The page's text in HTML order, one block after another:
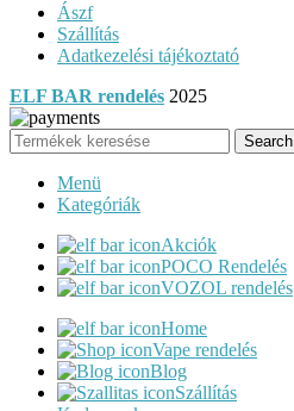
Ászf
Szállítás
Adatkezelési tájékoztató
ELF BAR rendelés 2025
Search
Menü
Kategóriák
Akciók
POCO Rendelés
VOZOL rendelés
Home
Vape rendelés
Blog
Szállítás